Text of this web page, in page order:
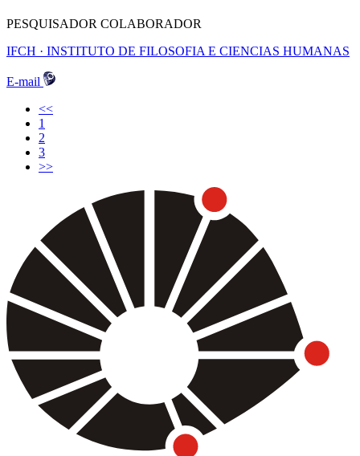
PESQUISADOR COLABORADOR
IFCH · INSTITUTO DE FILOSOFIA E CIENCIAS HUMANAS
E-mail
<<
1
2
3
>>